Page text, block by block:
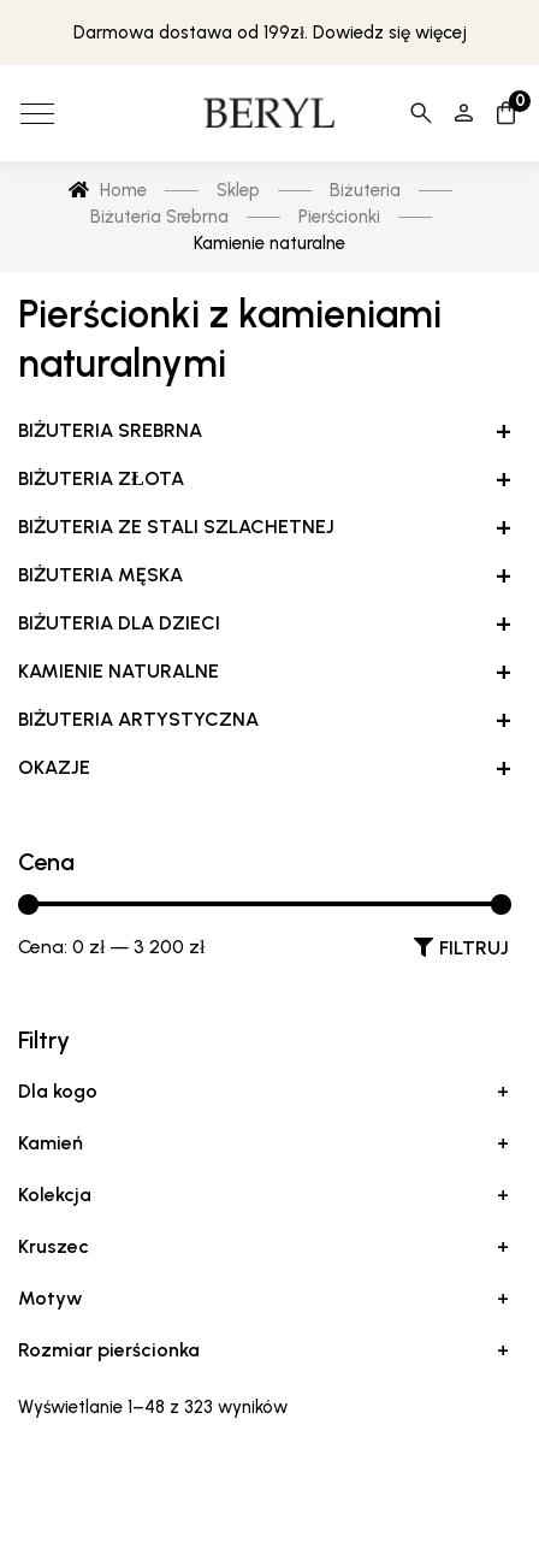
Darmowa dostawa od 199zł. Dowiedz się więcej
0
Home Sklep
Biżuteria
Biżuteria Srebrna
Pierścionki
Kamienie naturalne
Pierścionki z kamieniami
naturalnymi
Wyświetlanie 1–48 z 323 wynikówPosortowane
+
BIŻUTERIA SREBRNA
+
BIŻUTERIA ZŁOTA
+
BIŻUTERIA ZE STALI SZLACHETNEJ
+
BIŻUTERIA MĘSKA
+
BIŻUTERIA DLA DZIECI
+
KAMIENIE NATURALNE
+
BIŻUTERIA ARTYSTYCZNA
+
OKAZJE
Cena
FILTRUJ
Cena: 0 zł— 3 200 zł
Filtry
Dla kogo +
Kamień +
Kolekcja +
Kruszec +
Motyw +
Rozmiar pierścionka +